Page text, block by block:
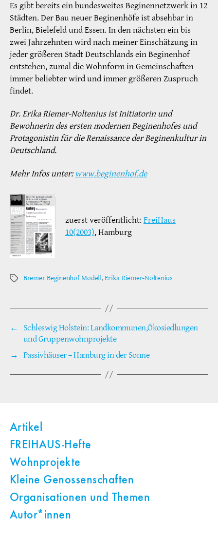
Es gibt bereits ein bundesweites Beginennetzwerk in 12
Städten. Der Bau neuer Beginenhöfe ist absehbar in
Berlin, Bielefeld und Essen. In den nächsten ein bis
zwei Jahrzehnten wird nach meiner Einschätzung in
jeder größeren Stadt Deutschlands ein Beginenhof
entstehen, zumal die Wohnform in Gemeinschaften
immer beliebter wird und immer größeren Zuspruch
findet.
Dr. Erika Riemer-Noltenius ist Initiatorin und
Bewohnerin des ersten modernen Beginenhofes und
Protagonistin für die Renaissance der Beginenkultur in
Deutschland.
Mehr Infos unter: www.beginenhof.de
zuerst veröffentlicht:FreiHaus
10(2003), Hamburg
Schlagwörter
Bremer Beginenhof Modell,Erika Riemer-Noltenius
←
Schleswig Holstein: Landkommunen,Ökosiedlungen
und Gruppenwohnprojekte
→ Passivhäuser – Hamburg in der Sonne
Artikel
FREIHAUS-Hefte
Wohnprojekte
Kleine Genossenschaften
Organisationen und Themen
Autor*innen